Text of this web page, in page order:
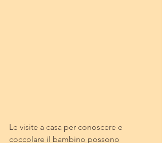
Le visite a casa per conoscere e
coccolare il bambino possono